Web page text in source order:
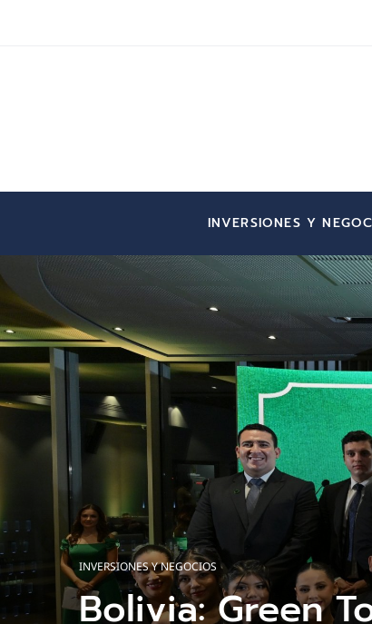
INVERSIONES Y
INVERSIONES Y NEGOCIOS
Bolivia: Green